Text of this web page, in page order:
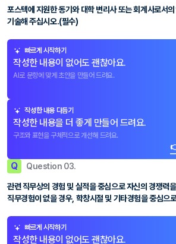
포스텍에 지원한 동기와 대학 변리사 또는 회계사로서
기술해 주십시오.(필수)
빠르게 시작하기
작성한 내용이 없어도 괜찮아요.
AI로 문항에 맞게 초안을 만들어 드려요.
작성한 내용 다듬기
작성한 내용을 더 좋게 만들어 드려요.
구조와 표현을 구체적으로 개선해 드려요.
Q Question 03.
관련 직무상의 경험 및 실적을 중심으로 자신의 경쟁력
직무경험이 없을 경우, 학창시절 및 기타경험을 중심으
빠르게 시작하기
작성한 내용이 없어도 괜찮아요.